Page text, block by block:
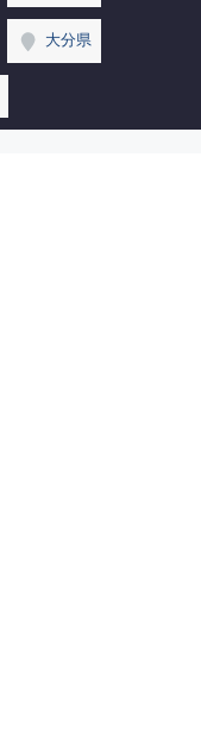
大分県